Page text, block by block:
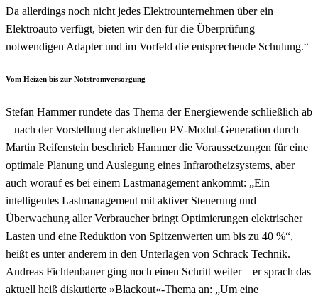
Da allerdings noch nicht jedes Elektrounternehmen über ein
Elektroauto verfügt, bieten wir den für die Überprüfung
notwendigen Adapter und im Vorfeld die entsprechende Schulung.“
Vom Heizen bis zur Notstromversorgung
Stefan Hammer rundete das Thema der Energiewende schließlich ab
– nach der Vorstellung der aktuellen PV-Modul-Generation durch
Martin Reifenstein beschrieb Hammer die Voraussetzungen für eine
optimale Planung und Auslegung eines Infrarotheizsystems, aber
auch worauf es bei einem Lastmanagement ankommt: „Ein
intelligentes Lastmanagement mit aktiver Steuerung und
Überwachung aller Verbraucher bringt Optimierungen elektrischer
Lasten und eine Reduktion von Spitzenwerten um bis zu 40 %“,
heißt es unter anderem in den Unterlagen von Schrack Technik.
Andreas Fichtenbauer ging noch einen Schritt weiter – er sprach das
aktuell heiß diskutierte »Blackout«-Thema an: „Um eine